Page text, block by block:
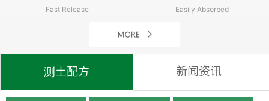
Fast Release Easily Absorbed
测土配方 新闻资讯